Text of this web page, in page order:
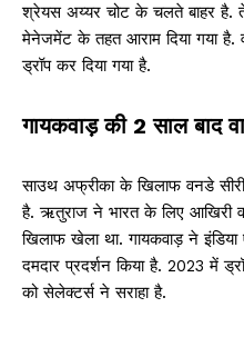
श्रेयस अय्यर चोट के चलते बाहर है.
मेनेजमेंट के तहत आराम दिया गया है.
ड्रॉप कर दिया गया है.
गायकवाड़ की 2 साल बाद
साउथ अफ्रीका के खिलाफ वनडे
है. ऋतुराज ने भारत के लिए आखिरी
खिलाफ खेला था. गायकवाड़ ने
दमदार प्रदर्शन किया है. 2023 में
को सेलेक्टर्स ने सराहा है.